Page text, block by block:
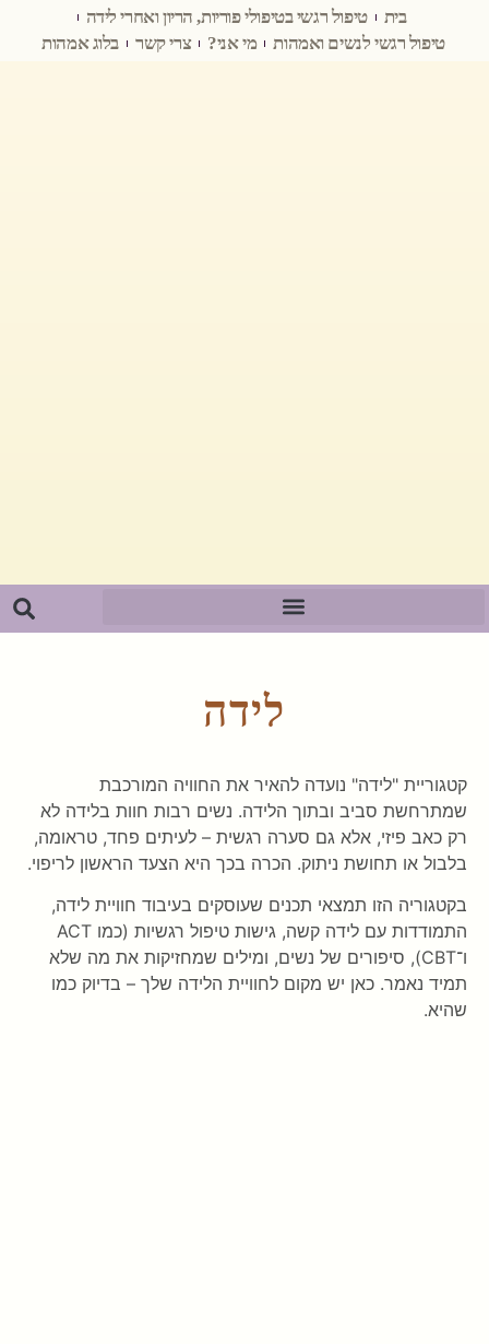
בית
טיפול רגשי בטיפולי פוריות, הריון ואחרי לידה
טיפול רגשי לנשים ואמהות
מי אני? צרי קשר בלוג אמהות
לידה
קטגוריית "לידה" נועדה להאיר את החוויה המורכבת
שמתרחשת סביב ובתוך הלידה. נשים רבות חוות בלידה לא
רק כאב פיזי, אלא גם סערה רגשית – לעיתים פחד, טראומה,
בלבול או תחושת ניתוק. הכרה בכך היא הצעד הראשון לריפוי.
בקטגוריה הזו תמצאי תכנים שעוסקים בעיבוד חוויית לידה,
התמודדות עם לידה קשה, גישות טיפול רגשיות (כמו ACT
ו־CBT), סיפורים של נשים, ומילים שמחזיקות את מה שלא
תמיד נאמר. כאן יש מקום לחוויית הלידה שלך – בדיוק כמו
שהיא.